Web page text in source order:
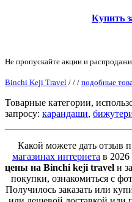
Купить
Не пропускайте акции и
Binchi Keji Travel / / / подобные
Товарные категории,
запросу: карандаши,
Какой можете дать отзыв
магазинах интернета в 2026
цены на Binchi keji travel и
покупки, ознакомиться с
Получилось заказать или